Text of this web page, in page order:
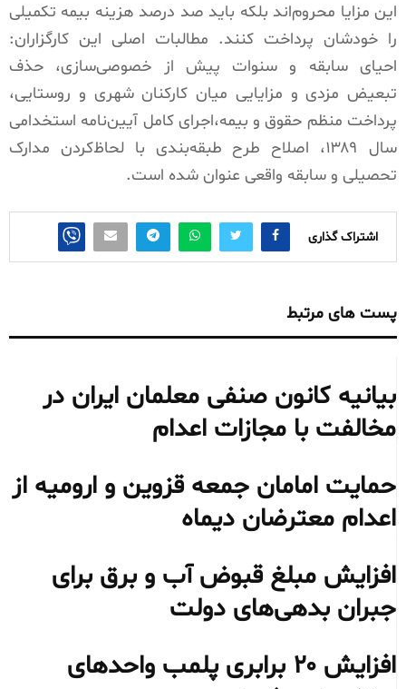
این مزایا محروم‌اند بلکه باید صد درصد هزینه بیمه تکمیلی
را خودشان پرداخت کنند. مطالبات اصلی این کارگزاران:
احیای سابقه و سنوات پیش از خصوصی‌سازی، حذف
تبعیض مزدی و مزایایی میان کارکنان شهری و روستایی،
پرداخت منظم حقوق و بیمه،اجرای کامل آیین‌نامه استخدامی
سال ۱۳۸۹، اصلاح طرح طبقه‌بندی با لحاظ‌کردن مدارک
تحصیلی و سابقه واقعی عنوان شده است.
اشتراک گذاری
پست های مرتبط
بیانیه کانون صنفی معلمان ایران در
مخالفت با مجازات اعدام
حمایت امامان جمعه قزوین و ارومیه از
اعدام معترضان دیماه
افزایش مبلغ قبوض آب و برق برای
جبران بدهی‌های دولت
افزایش ۲۰ برابری پلمب واحدهای